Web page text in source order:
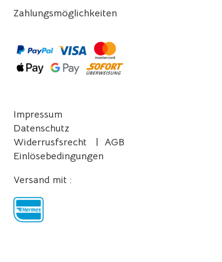
Zahlungsmöglichkeiten
Impressum
Datenschutz
Widerrusfsrecht
AGB
Einlösebedingungen
Versand mit :